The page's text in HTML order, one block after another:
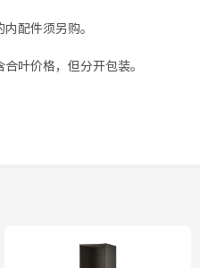
配件须另购。
叶价格，但分开包装。
框架可以竖着安装。请按照
固定在墙上。